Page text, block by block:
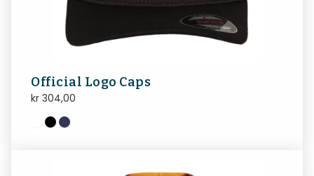
Official Logo Caps
kr 304,00